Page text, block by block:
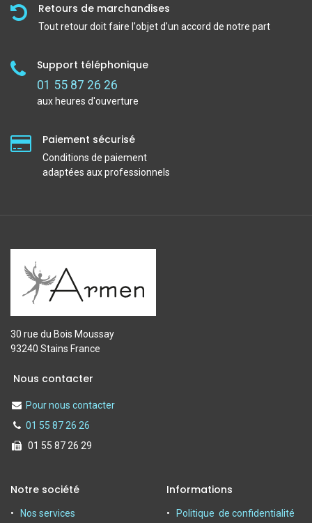
Retours de marchandises
Tout retour doit faire l'objet d'un accord de notre part
Support téléphonique
01 55 87 26 26
aux heures d'ouverture
Paiement sécurisé
Conditions de paiement
adaptées aux professionnels
30 rue du Bois Moussay
93240 Stains France
Nous contacter
Pour nous contacter
01 55 87 26 26
01 55 87 26 29
Notre société
Nos services
Informations
Politique de confidentialité